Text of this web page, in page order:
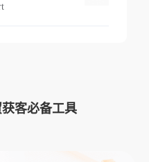
客必备工具